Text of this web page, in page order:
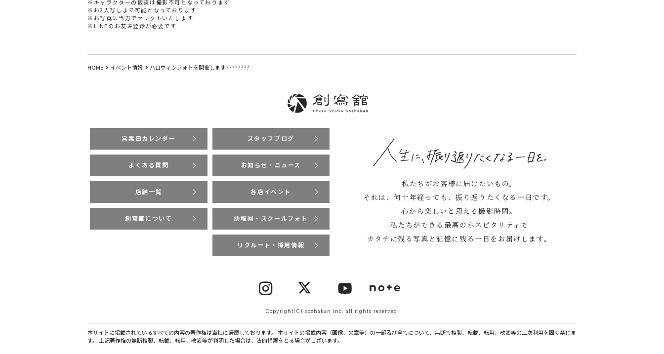
※キャラクターの仮装は撮影不可となっております
※お2人写しまで可能となっております
※お写真は当方でセレクトいたします
※LINEのお友達登録が必要です
HOME イベント情報 ハロウィンフォトを開催します????????
営業日カレンダー
よくある質問
店舗一覧
創寫舘について
スタッフブログ
お知らせ・ニュース
各店イベント
幼稚園・スクールフォト
リクルート・採用情報
私たちがお客様に届けたいもの。
それは、何十年経っても、振り返りたくなる一日です。
心から楽しいと思える撮影時間。
私たちができる最高のホスピタリティで
カタチに残る写真と記憶に残る一日をお届けします。
Copyright(C) soshakan inc. all rights reserved.
本サイトに掲載されているすべての内容の著作権は当社に帰属しております。 本サイトの掲載内容（画像、文章等）の一部及び全てについて、無断で複製、転載、転用、改変等の二次利用を固く禁じま
す。 上記著作権の無断複製、転載、転用、改変等が判明した場合は、法的措置をとる場合がございます。